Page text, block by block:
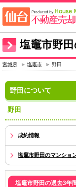
塩竈市野
宮城県 塩竈市 野田
野田について
野田
成約情報
塩竈市野田のマンショ
塩竈市野田の過去3年